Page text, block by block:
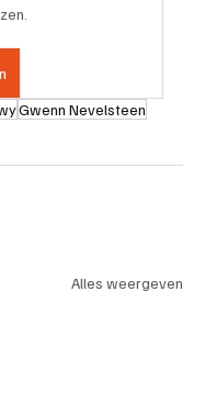
Gwenn Nevelsteen
Alles weergeven